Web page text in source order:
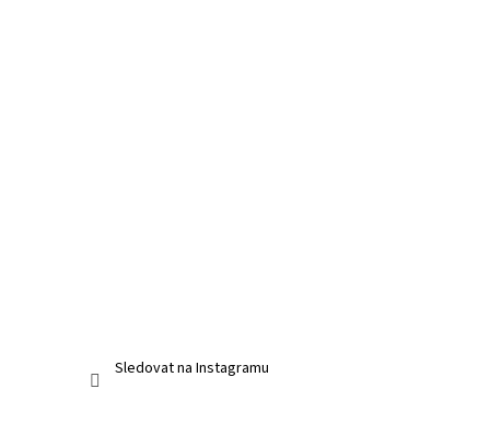
Sledovat na Instagramu